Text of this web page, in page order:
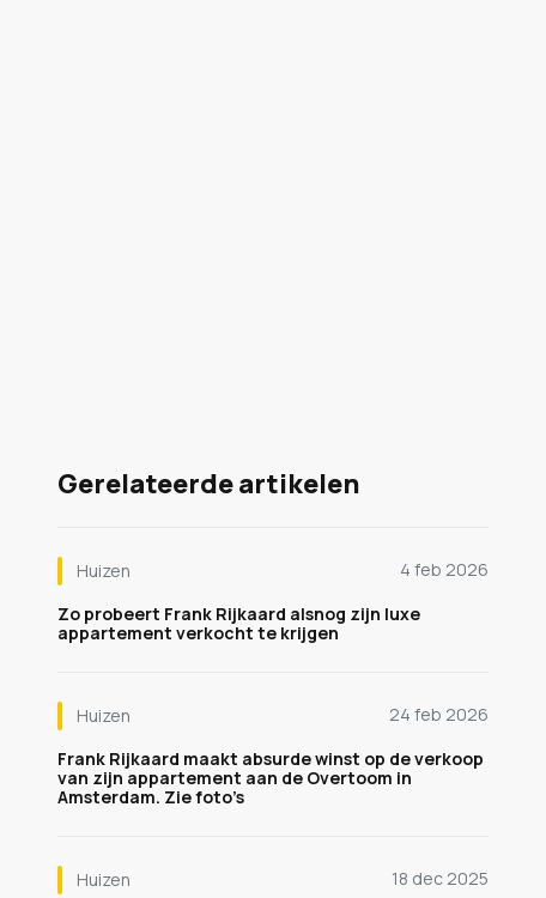
Gerelateerde artikelen
Huizen
4 feb 2026
Zo probeert Frank Rijkaard alsnog zijn luxe
appartement verkocht te krijgen
Huizen
24 feb 2026
Frank Rijkaard maakt absurde winst op de verkoop
van zijn appartement aan de Overtoom in
Amsterdam. Zie foto’s
Huizen
18 dec 2025